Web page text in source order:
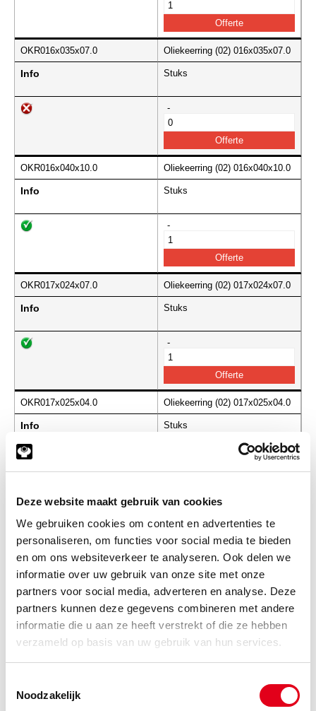
Deze website maakt gebruik van cookies
We gebruiken cookies om content en advertenties te
personaliseren, om functies voor social media te bieden
en om ons websiteverkeer te analyseren. Ook delen we
informatie over uw gebruik van onze site met onze
partners voor social media, adverteren en analyse. Deze
partners kunnen deze gegevens combineren met andere
informatie die u aan ze heeft verstrekt of die ze hebben
verzameld op basis van uw gebruik van hun services.
Noodzakelijk
OKR016x035x07.0 Oliekeerring (02) 016x035x07.0
Info Stuks
-
OKR016x040x10.0 Oliekeerring (02) 016x040x10.0
Info Stuks
-
OKR017x024x07.0 Oliekeerring (02) 017x024x07.0
Info Stuks
-
OKR017x025x04.0 Oliekeerring (02) 017x025x04.0
Info Stuks
OKR017x027x07.0 Oliekeerring (02) 017x027x07.0
Info Stuks
-
OKR017x028x07.0+
Oliekeerring (02) 017x028x07.0
stoflip